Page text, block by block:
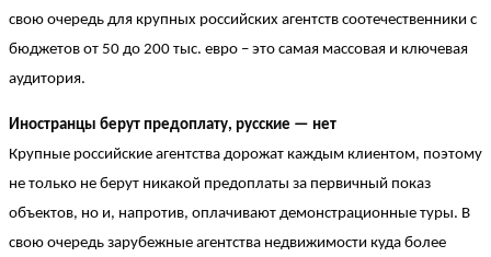
свою очередь для крупных российских агентств соотечественники с
бюджетов от 50 до 200 тыс. евро – это самая массовая и ключевая
аудитория.
Иностранцы берут предоплату, русские — нет
Крупные российские агентства дорожат каждым клиентом, поэтому
не только не берут никакой предоплаты за первичный показ
объектов, но и, напротив, оплачивают демонстрационные туры. В
свою очередь зарубежные агентства недвижимости куда более